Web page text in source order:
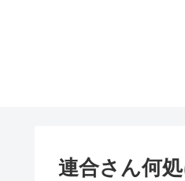
連合さん何処